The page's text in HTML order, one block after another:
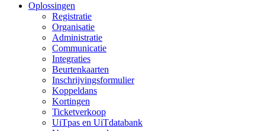
Oplossingen
Registratie
Organisatie
Administratie
Communicatie
Integraties
Beurtenkaarten
Inschrijvingsformulier
Koppeldans
Kortingen
Ticketverkoop
UiTpas en UiTdatabank